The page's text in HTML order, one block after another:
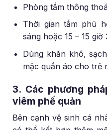
Phòng tắm thông
Thời gian tắm phù
sáng hoặc 15 – 15
Dùng khăn khô,
mặc quần áo cho trẻ
3. Các phương
viêm phế quản
Bên cạnh vệ sinh cá